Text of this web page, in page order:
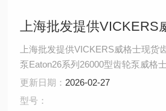
上海批发提供VICKERS威格士现货
泵Eaton26系列26000型齿轮泵威格
VANE PUMPS Eaton圆弧齿轮泵
高压齿轮泵.Eaton齿轮泵特点.Eaton
更新日期： 2026-02-27
型号：